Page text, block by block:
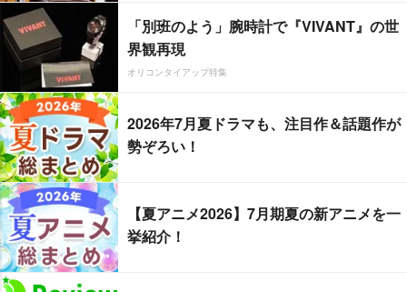
「別班のよう」腕時計で『VIVANT』の世
界観再現
オリコンタイアップ特集
2026年7月夏ドラマも、注目作＆話題作が
勢ぞろい！
【夏アニメ2026】7月期夏の新アニメを一
挙紹介！